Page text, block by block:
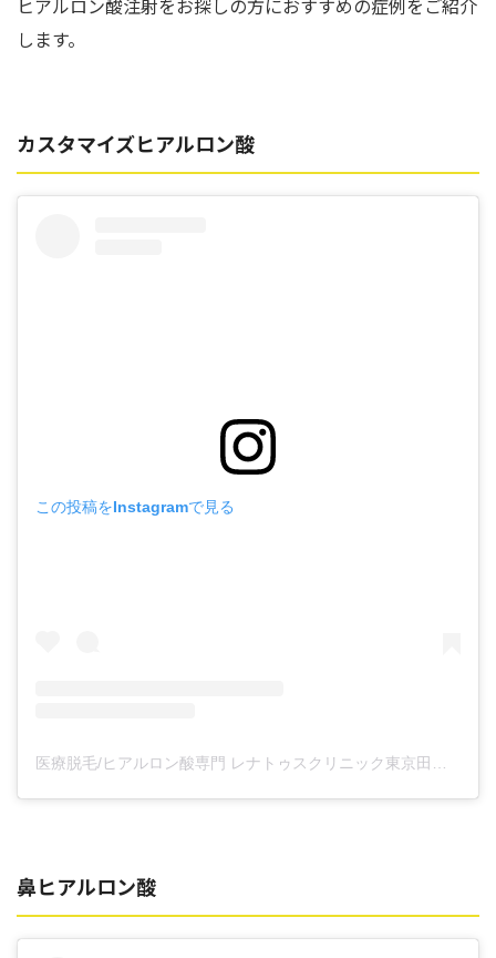
します。
カスタマイズヒアルロン酸
この投稿をInstagramで見る
鼻ヒアルロン酸